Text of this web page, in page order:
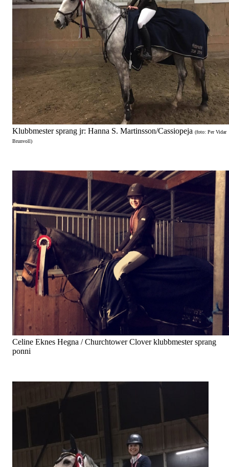
Klubbmester sprang jr: Hanna S. Martinsson/Cassiopeja (foto: Per Vidar
Brunvoll)
Celine Eknes Hegna / Churchtower Clover klubbmester sprang
ponni